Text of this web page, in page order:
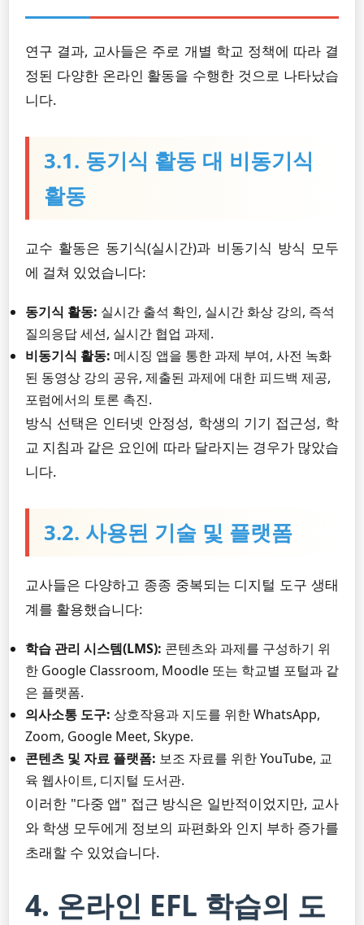
연구 결과, 교사들은 주로 개별 학교 정책에 따라 결
정된 다양한 온라인 활동을 수행한 것으로 나타났습
니다.
3.1. 동기식 활동 대 비동기식
활동
교수 활동은 동기식(실시간)과 비동기식 방식 모두
에 걸쳐 있었습니다:
동기식 활동: 실시간 출석 확인, 실시간 화상 강의, 즉석
질의응답 세션, 실시간 협업 과제.
비동기식 활동: 메시징 앱을 통한 과제 부여, 사전 녹화
된 동영상 강의 공유, 제출된 과제에 대한 피드백 제공,
포럼에서의 토론 촉진.
방식 선택은 인터넷 안정성, 학생의 기기 접근성, 학
교 지침과 같은 요인에 따라 달라지는 경우가 많았습
니다.
3.2. 사용된 기술 및 플랫폼
교사들은 다양하고 종종 중복되는 디지털 도구 생태
계를 활용했습니다:
학습 관리 시스템(LMS): 콘텐츠와 과제를 구성하기 위
한 Google Classroom, Moodle 또는 학교별 포털과 같
은 플랫폼.
의사소통 도구: 상호작용과 지도를 위한 WhatsApp,
Zoom, Google Meet, Skype.
콘텐츠 및 자료 플랫폼: 보조 자료를 위한 YouTube, 교
육 웹사이트, 디지털 도서관.
이러한 "다중 앱" 접근 방식은 일반적이었지만, 교사
와 학생 모두에게 정보의 파편화와 인지 부하 증가를
초래할 수 있었습니다.
4. 온라인 EFL 학습의 도